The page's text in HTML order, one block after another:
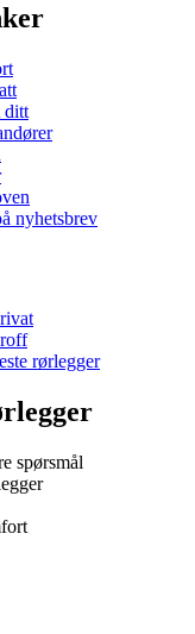
ditt
nyhetsbrev
rørlegger
spørsmål